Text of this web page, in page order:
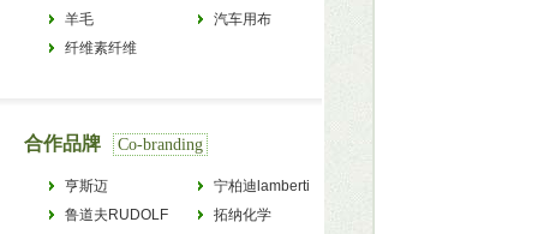
羊毛
汽车用布
纤维素纤维
合作品牌 Co-branding
亨斯迈
HUNTSMAN
宁柏迪lamberti
鲁道夫RUDOLF
拓纳化学